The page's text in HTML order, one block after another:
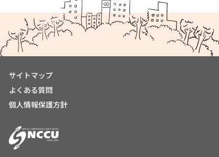
サイトマップ
よくある質問
個人情報保護方針